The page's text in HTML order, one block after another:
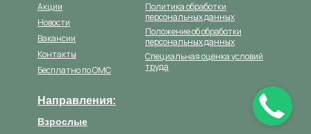
Направления:
Взрослые
Акции
Новости
Вакансии
Контакты
Бесплатно по ОМС
Политика обработки
персональных данных
Положение об обработки
персональных данных
Специальная оценка условий
труда